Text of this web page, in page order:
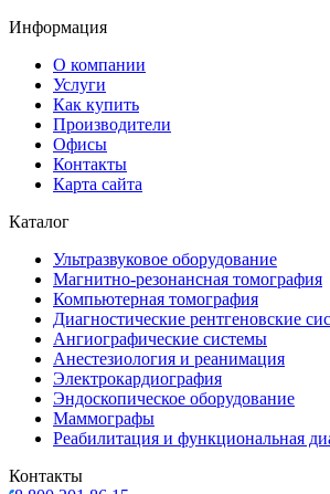
Информация
О компании
Услуги
Как купить
Производители
Офисы
Контакты
Карта сайта
Каталог
Ультразвуковое оборудование
Магнитно-резонансная томография
Компьютерная томография
Диагностические рентгеновские
Ангиографические системы
Анестезиология и реанимация
Электрокардиография
Эндоскопическое оборудование
Маммографы
Реабилитация и функциональная
Контакты